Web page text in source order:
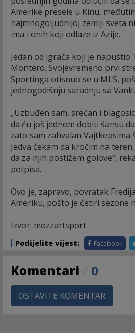
Amerike presele u Kinu,
najmnogoljudnijoj zemlji sveta
ima i onih koji odlaze iz Azije.
Jedan od igrača koji je napustio
Montero. Svojevremeno prvi
Sportinga otisnuo se u MLS,
jednogodišnju saradnju sa
„Uzbuđen sam, srećan i
da ću još jednom dobiti šansu
zato sam zahvalan Vajtkepsima
Jedva čekam da kročim na
da za njih postižem golove“,
potpisa.
Ovo je, zapravo, povratak
Ameriku, pošto je četiri sezone
Izvor: mozzartsport
Podijelite vijest: Facebook
Komentari 0
OSTAVITE KOMENTAR